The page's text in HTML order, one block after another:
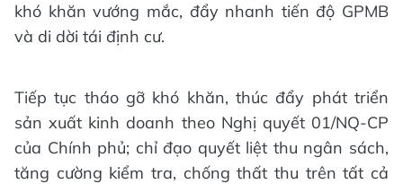
khó khăn vướng mắc, đẩy nhanh tiến độ GPMB
và di dời tái định cư.
Tiếp tục tháo gỡ khó khăn, thúc đẩy phát triển
sản xuất kinh doanh theo Nghị quyết 01/NQ-CP
của Chính phủ; chỉ đạo quyết liệt thu ngân sách,
tăng cường kiểm tra, chống thất thu trên tất cả